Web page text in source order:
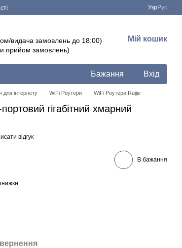
Укр Рус
видача замовлень до 18:00)
прийом замовлень)
Мій кошик
Бажання Вхід
інтернету WiFi Роутери WiFi Роутери Ruijie
гігабітний хмарний
відгук
В бажання